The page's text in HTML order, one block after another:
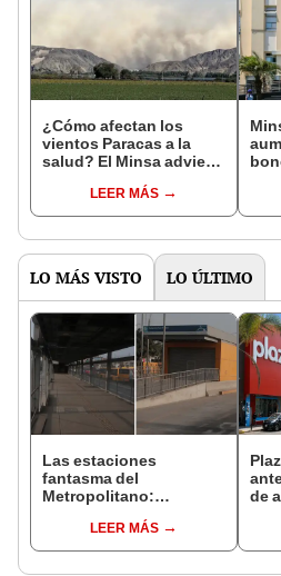
¿Cómo afectan los
vientos Paracas a la
salud? El Minsa advierte
piel, garganta y
pulmones
LEER MÁS
LO MÁS VISTO LO ÚLTIMO
Las estaciones
fantasma del
Metropolitano:
inconclusa por falta de
buses y una adenda
LEER MÁS
de